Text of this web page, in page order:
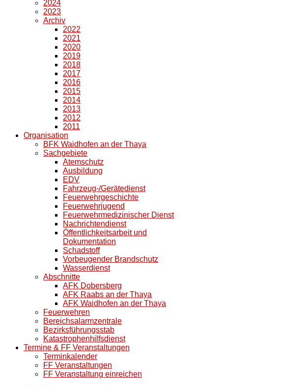
2024
2023
Archiv
2022
2021
2020
2019
2018
2017
2016
2015
2014
2013
2012
2011
Organisation
BFK Waidhofen an der Thaya
Sachgebiete
Atemschutz
Ausbildung
EDV
Fahrzeug-/Gerätedienst
Feuerwehrgeschichte
Feuerwehrjugend
Feuerwehrmedizinischer Dienst
Nachrichtendienst
Öffentlichkeitsarbeit und
Dokumentation
Schadstoff
Vorbeugender Brandschutz
Wasserdienst
Abschnitte
AFK Dobersberg
AFK Raabs an der Thaya
AFK Waidhofen an der Thaya
Feuerwehren
Bereichsalarmzentrale
Bezirksführungsstab
Katastrophenhilfsdienst
Termine & FF Veranstaltungen
Terminkalender
FF Veranstaltungen
FF Veranstaltung einreichen